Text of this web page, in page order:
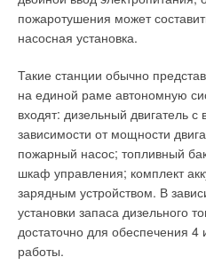
пожаротушения может
насосная установка.
Такие станции обычно
на единой раме автономную
входят: дизельный двигатель
зависимости от мощности
пожарный насос; топливный
шкаф управления; комплект
зарядным устройством. В
установки запаса дизельного
достаточно для обеспечения
работы.
будет вынужден поднимать
специализированные фирмы.
продажи кондиционеров как на
У ТД с мая по сентябрь спад
поэтому они и берутся за
период. И вроде бы накладных
кондиционера покупателям
формулы 1 кВт на 10 м
,не
от площади остекления,
назначения помещения.
$200, для него используется
стоимостью $3500, который
подобной работы.
серьезные последствия
Уменьшение межремонтного
поломка
Вероятные причины:
не учтены пусковые токи
оборудования;
недостаточная вентиляция
не учтены особенности
(поршневой двигатель или
Низкая эффективность мини-